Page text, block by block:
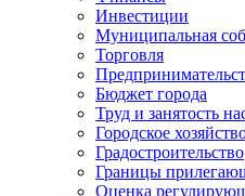
Инвестиции
Муниципальная
Торговля
Бюджет города
Труд и занятость
Городское
Градостроительство
Границы
Оценка